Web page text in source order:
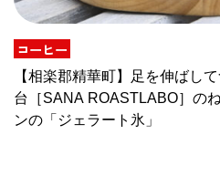
コーヒー
【相楽郡精華町】足を伸ばし
台［SANA ROASTLABO］の
ンの「ジェラート氷」